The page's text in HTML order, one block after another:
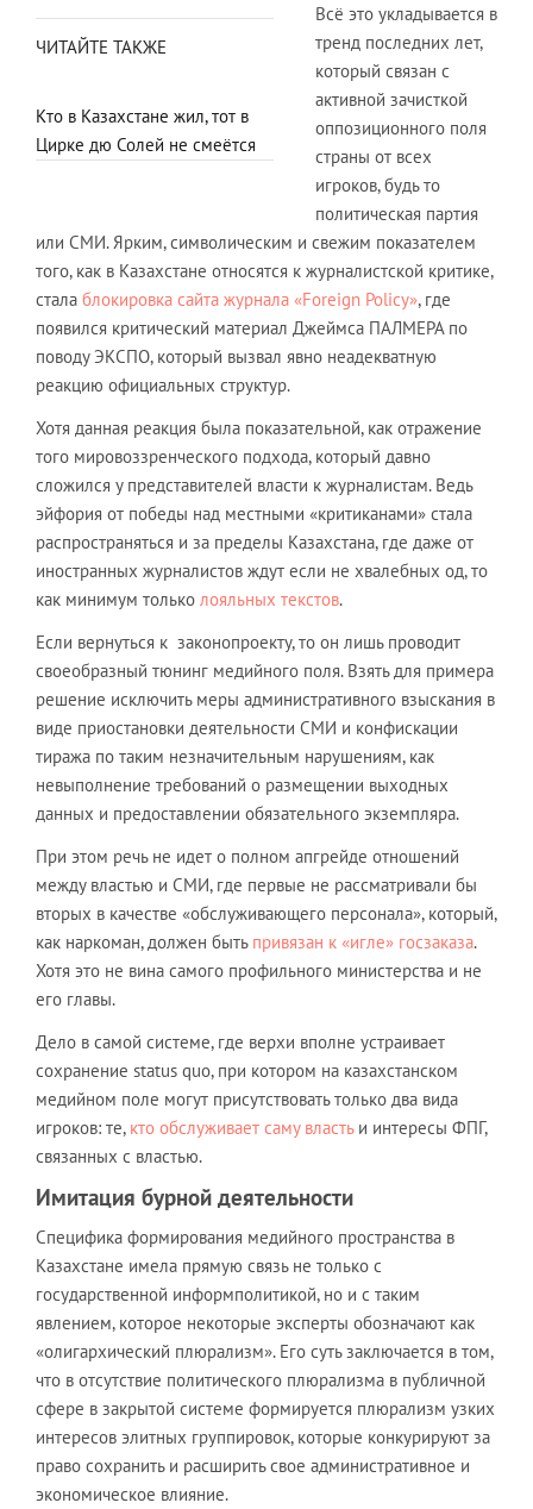
ЧИТАЙТЕ ТАКЖЕ
Кто в Казахстане жил, тот в
Цирке дю Солей не смеётся
Всё это укладывается в
тренд последних лет,
который связан с
активной зачисткой
оппозиционного поля
страны от всех
игроков, будь то
политическая партия
или СМИ. Ярким, символическим и свежим показателем
того, как в Казахстане относятся к журналистской критике,
стала блокировка сайта журнала «Foreign Policy», где
появился критический материал Джеймса ПАЛМЕРА по
поводу ЭКСПО, который вызвал явно неадекватную
реакцию официальных структур.
Хотя данная реакция была показательной, как отражение
того мировоззренческого подхода, который давно
сложился у представителей власти к журналистам. Ведь
эйфория от победы над местными «критиканами» стала
распространяться и за пределы Казахстана, где даже от
иностранных журналистов ждут если не хвалебных од, то
как минимум только лояльных текстов.
Если вернуться к законопроекту, то он лишь проводит
своеобразный тюнинг медийного поля. Взять для примера
решение исключить меры административного взыскания в
виде приостановки деятельности СМИ и конфискации
тиража по таким незначительным нарушениям, как
невыполнение требований о размещении выходных
данных и предоставлении обязательного экземпляра.
При этом речь не идет о полном апгрейде отношений
между властью и СМИ, где первые не рассматривали бы
вторых в качестве «обслуживающего персонала», который,
как наркоман, должен быть привязан к «игле» госзаказа.
Хотя это не вина самого профильного министерства и не
его главы.
Дело в самой системе, где верхи вполне устраивает
сохранение status quo, при котором на казахстанском
медийном поле могут присутствовать только два вида
игроков: те, кто обслуживает саму властьи интересы ФПГ,
связанных с властью.
Имитация бурной деятельности
Специфика формирования медийного пространства в
Казахстане имела прямую связь не только с
государственной информполитикой, но и с таким
явлением, которое некоторые эксперты обозначают как
«олигархический плюрализм». Его суть заключается в том,
что в отсутствие политического плюрализма в публичной
сфере в закрытой системе формируется плюрализм узких
интересов элитных группировок, которые конкурируют за
право сохранить и расширить свое административное и
экономическое влияние.